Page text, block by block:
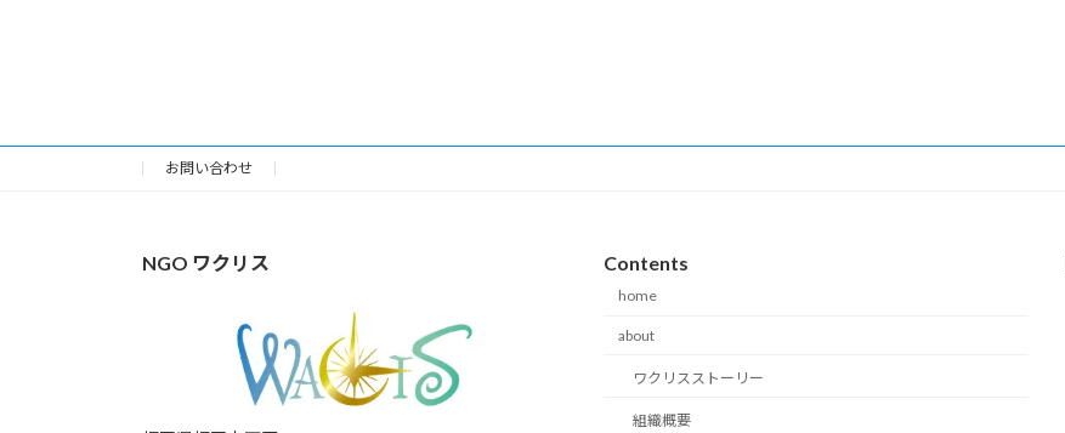
お問い合わせ
NGO ワクリス Contents
home
about
ワクリスストーリー
組織概要